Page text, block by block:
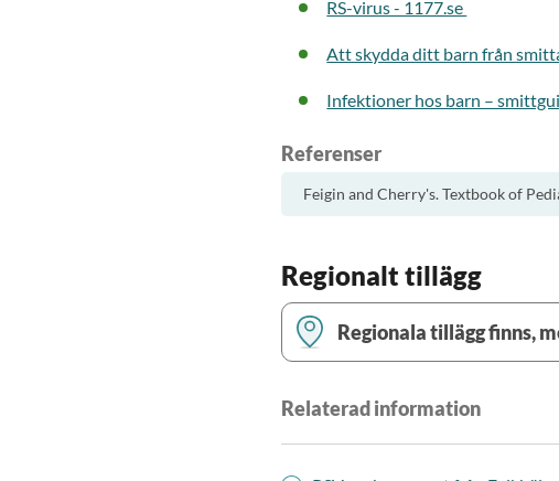
RS-virus - 1177.se
Att skydda ditt barn från
Infektioner hos barn –
Referenser
Feigin and Cherry's. Textbook of
Regionalt tillägg
Regionala tillägg finns,
Relaterad information